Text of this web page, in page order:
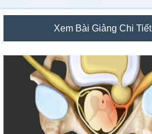
Sidebar
chính
Xem Bài Giảng Chi Tiết